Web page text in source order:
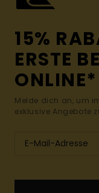
15%
ERSTE
ONLINE*
Melde dich an, um
exklusive Angebote